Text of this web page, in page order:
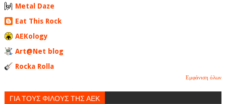
Metal Daze
Eat This Rock
AEKology
Art@Net blog
Rocka Rolla
Εμφάνιση όλων
ΓΙΑ ΤΟΥΣ ΦΙΛΟΥΣ ΤΗΣ ΑΕΚ